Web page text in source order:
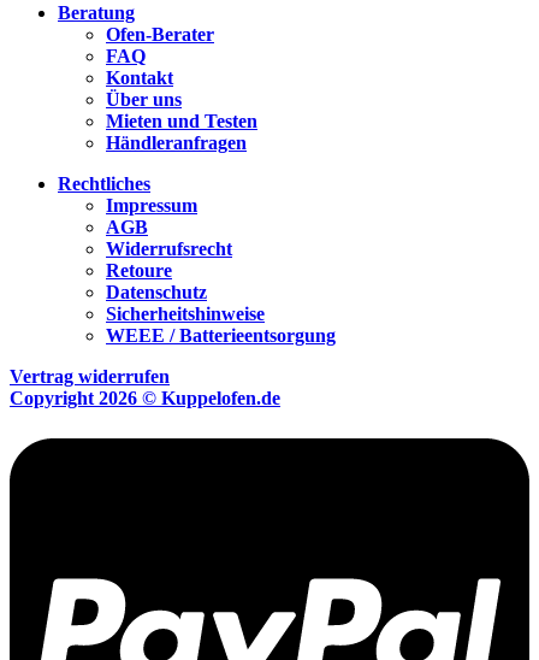
Beratung
Ofen-Berater
FAQ
Kontakt
Über uns
Mieten und Testen
Händleranfragen
Rechtliches
Impressum
AGB
Widerrufsrecht
Retoure
Datenschutz
Sicherheitshinweise
WEEE / Batterieentsorgung
Vertrag widerrufen
Copyright 2026 © Kuppelofen.de